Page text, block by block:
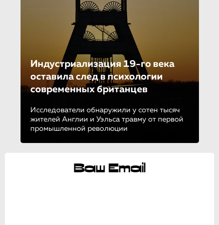
Индустриализа­ция 19-го века
оставила след в психологии
современных британцев
Исследователи обнаружили у сотен тысяч
жителей Англии и Уэльса травму от первой
промышленной революции
Ваш Email